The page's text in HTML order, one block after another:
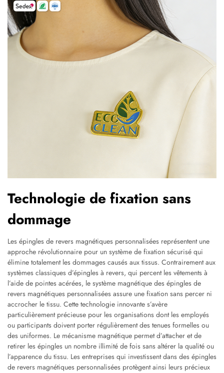
Technologie de fixation sans
dommage
Les épingles de revers magnétiques personnalisées représentent une
approche révolutionnaire pour un système de fixation sécurisé qui
élimine totalement les dommages causés aux tissus. Contrairement aux
systèmes classiques d’épingles à revers, qui percent les vêtements à
l’aide de pointes acérées, le système magnétique des épingles de
revers magnétiques personnalisées assure une fixation sans percer ni
accrocher le tissu. Cette technologie innovante s’avère
particulièrement précieuse pour les organisations dont les employés
ou participants doivent porter régulièrement des tenues formelles ou
des uniformes. Le mécanisme magnétique permet d’attacher et de
retirer les épingles un nombre illimité de fois sans altérer la qualité ou
l’apparence du tissu. Les entreprises qui investissent dans des épingles
de revers magnétiques personnalisées protègent ainsi leurs précieux